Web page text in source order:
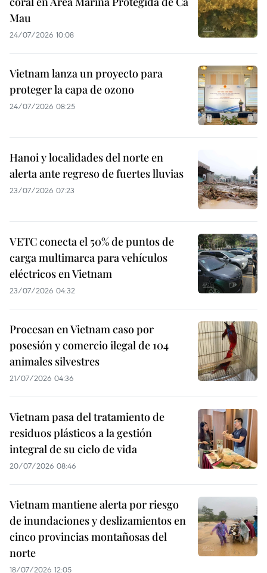
Mau
24/07/2026 10:08
Vietnam lanza un proyecto para
proteger la capa de ozono
24/07/2026 08:25
Hanoi y localidades del norte en
alerta ante regreso de fuertes lluvias
23/07/2026 07:23
VETC conecta el 50% de puntos de
carga multimarca para vehículos
eléctricos en Vietnam
23/07/2026 04:32
Procesan en Vietnam caso por
posesión y comercio ilegal de 104
animales silvestres
21/07/2026 04:36
Vietnam pasa del tratamiento de
residuos plásticos a la gestión
integral de su ciclo de vida
20/07/2026 08:46
Vietnam mantiene alerta por riesgo
de inundaciones y deslizamientos en
cinco provincias montañosas del
norte
18/07/2026 12:05